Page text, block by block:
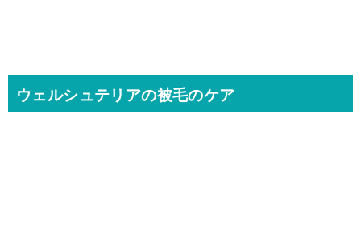
ウェルシュテリアの被毛のケア